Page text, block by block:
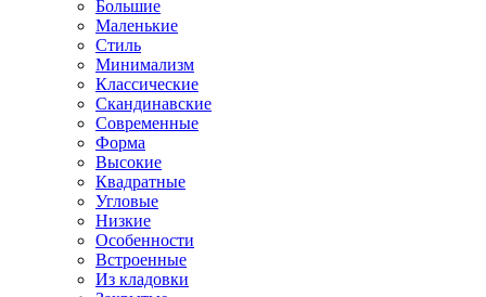
Большие
Маленькие
Стиль
Минимализм
Классические
Скандинавские
Современные
Форма
Высокие
Квадратные
Угловые
Низкие
Особенности
Встроенные
Из кладовки